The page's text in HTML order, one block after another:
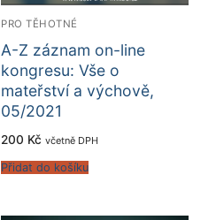
PRO TĚHOTNÉ
A-Z záznam on-line
kongresu: Vše o
mateřství a výchově,
05/2021
200 Kč včetně DPH
Přidat do košíku